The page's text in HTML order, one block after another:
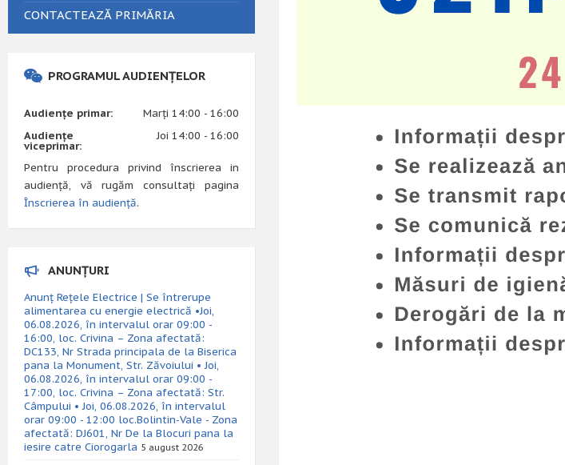
CONTACTEAZĂ PRIMĂRIA
PROGRAMUL AUDIENȚELOR
Audiențe primar:
Marți 14:00 - 16:00
Audiențe
viceprimar:
Joi 14:00 - 16:00
Pentru procedura privind înscrierea in
audiență, vă rugăm consultați pagina
Înscrierea în audiență.
ANUNȚURI
Anunț Rețele Electrice | Se întrerupe
alimentarea cu energie electrică •Joi,
06.08.2026, în intervalul orar 09:00 -
16:00, loc. Crivina – Zona afectată:
DC133, Nr Strada principala de la Biserica
pana la Monument, Str. Zăvoiului • Joi,
06.08.2026, în intervalul orar 09:00 -
17:00, loc. Crivina – Zona afectată: Str.
Câmpului • Joi, 06.08.2026, în intervalul
orar 09:00 - 12:00 loc.Bolintin-Vale - Zona
afectată: DJ601, Nr De la Blocuri pana la
iesire catre Ciorogarla 5 august 2026